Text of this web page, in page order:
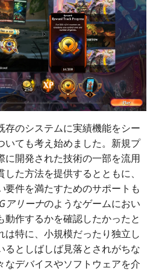
存のシステムに実績機能をシー
いても考え始めました。新規プ
に開発された技術の一部を流用
た方法を提供するとともに、
要件を満たすためのサポートも
アリーナのようなゲームにおい
動作するかを確認したかったと
は特に、小規模だったり独立し
るとしばしば見落とされがちな
なデバイスやソフトウェアを介